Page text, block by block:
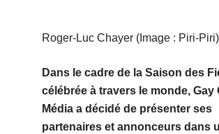
Roger-Luc Chayer (Image : Piri-Piri)
Dans le cadre de la Saison des
célébrée à travers le monde, Gay
Média a décidé de présenter ses
partenaires et annonceurs dans